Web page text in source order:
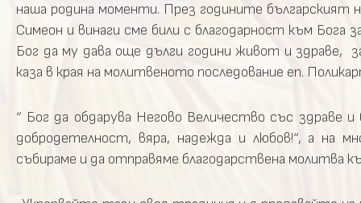
наша родина моменти. През годините българският
Симеон и винаги сме били с благодарност към
Бог да му дава още дълги години живот и здраве,
каза в края на молитвеното последование еп.
“ Бог да обдарува Негово Величество със здраве
добродетелност, вяра, надежда и любов!“, а на
събираме и да отправяме благодарствена молитва